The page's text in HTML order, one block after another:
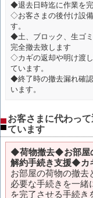
◆退去日時迄に作業を
◇お客さまの後付け設
す。
◆土、ブロック、生ゴ
完全撤去致します
◇カギの返却や明け渡
ています。
◆終了時の撤去漏れ確
います。
お客さまに代わっ
ています
◆荷物撤去◆お部
解約手続き支援◆カ
お部屋の荷物の撤去
必要な手続きを一緒
を完了させる手続き